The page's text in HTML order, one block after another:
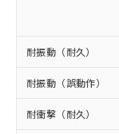
耐振動（耐久）
耐振動（誤動作）
耐衝撃（耐久）
当
本
こ
在
タ
覧
準
仕入先
いたも
むを得ず
*EU RoHS指
鉛(Pb)
ミウム(Cd)
六価クロム
類(PBB)
「×」：
基準値を
「－」：
*中国
Pb(鉛)
ム) : 100ppm
当
為
（
また
国
可)
記
号